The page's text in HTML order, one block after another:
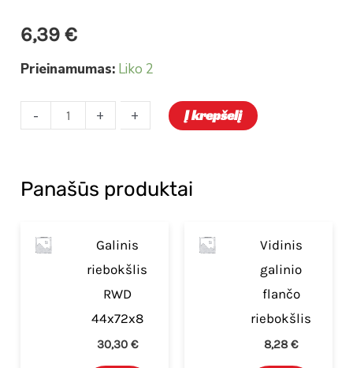
6,39€
Prieinamumas: Liko 2
-
- + + Į krepšelį
Panašūs produktai
Galinis
riebokšlis
RWD
44x72x8
30,30 €
Vidinis
galinio
flančo
riebokšlis
8,28€